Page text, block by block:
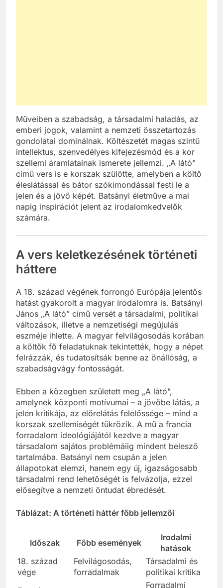
Műveiben a szabadság, a társadalmi haladás, az
emberi jogok, valamint a nemzeti összetartozás
gondolatai dominálnak. Költészetét magas szintű
intellektus, szenvedélyes kifejezésmód és a kor
szellemi áramlatainak ismerete jellemzi. „A látó”
című vers is e korszak szülötte, amelyben a költő
éleslátással és bátor szókimondással festi le a
jelen és a jövő képét. Batsányi életműve a mai
napig inspirációt jelent az irodalomkedvelők
A vers keletkezésének történeti
háttere
A 18. század végének forrongó Európája jelentős
hatást gyakorolt a magyar irodalomra is. Batsányi
János „A látó” című versét a társadalmi, politikai
változások, illetve a nemzetiségi megújulás
eszméje ihlette. A magyar felvilágosodás korában
a költők fő feladatuknak tekintették, hogy a népet
felrázzák, és tudatosítsák benne az önállóság, a
Ebben a közegben született meg „A látó”,
amelynek központi motívumai – a jövőbe látás, a
jelen kritikája, az előrelátás felelőssége – mind a
korszak szellemiségét tükrözik. A mű a francia
forradalom ideológiájától kezdve a magyar
társadalom sajátos problémáiig mindent belesző
tartalmába. Batsányi nem csupán a jelen
állapotokat elemzi, hanem egy új, igazságosabb
társadalmi rend lehetőségét is felvázolja, ezzel
Irodalmi
hatások
18. század
Felvilágosodás,
Társadalmi és
politikai kritika